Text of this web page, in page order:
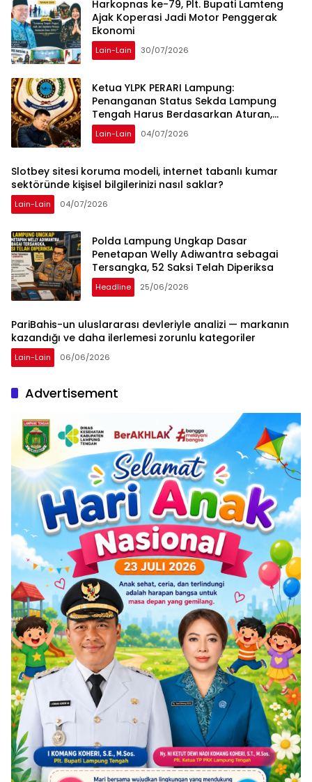
Harkopnas ke-79, Plt. Bupati Lamteng
Ajak Koperasi Jadi Motor Penggerak
Ekonomi
Lain-Lain 30/07/2026
Ketua YLPK PERARI Lampung:
Penanganan Status Sekda Lampung
Tengah Harus Berdasarkan Aturan,
Bukan Tekanan Opini
Lain-Lain 04/07/2026
Slotbey sitesi koruma modeli, internet tabanlı kumar
sektöründe kişisel bilgilerinizi nasıl saklar?
Lain-Lain 04/07/2026
Polda Lampung Ungkap Dasar
Penetapan Welly Adiwantra sebagai
Tersangka, 52 Saksi Telah Diperiksa
Headline 25/06/2026
PariBahis-un uluslararası devleriyle analizi — markanın
kazandığı ve daha ilerlemesi zorunlu kategoriler
Lain-Lain 06/06/2026
Advertisement